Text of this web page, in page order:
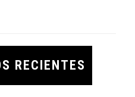
RECIENTES